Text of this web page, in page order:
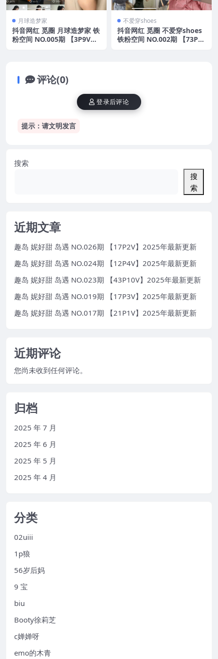
月球造梦家
抖音网红 觅圈 月球造梦家 铁
粉空间 NO.005期 【3P9V】
不爱穿shoes
抖音网红 觅圈 不爱穿shoes
铁粉空间 NO.002期 【73P5
评论(0)
提示：请文明发言
登录后评论
搜索
搜
索
近期文章
趣岛 妮好甜 岛遇 NO.026期 【17P2V】2025年最新更新
趣岛 妮好甜 岛遇 NO.024期 【12P4V】2025年最新更新
趣岛 妮好甜 岛遇 NO.023期 【43P10V】2025年最新更新
趣岛 妮好甜 岛遇 NO.019期 【17P3V】2025年最新更新
趣岛 妮好甜 岛遇 NO.017期 【21P1V】2025年最新更新
近期评论
您尚未收到任何评论。
归档
2025 年 7 月
2025 年 6 月
2025 年 5 月
2025 年 4 月
分类
02uiii
1p狼
56岁后妈
9 宝
biu
Booty徐莉芝
c婵婵呀
emo的木青